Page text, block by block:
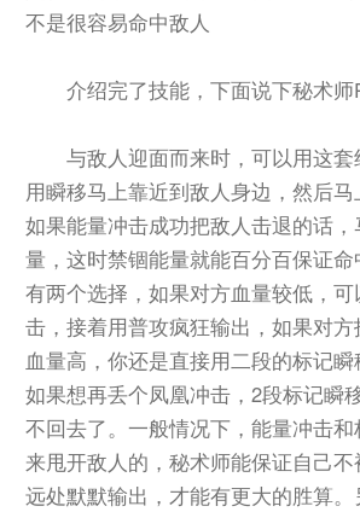
不是很容易命中敌人
介绍完了技能，下面说下秘术师
与敌人迎面而来时，可以用这
用瞬移马上靠近到敌人身边，然后马
如果能量冲击成功把敌人击退的话
量，这时禁锢能量就能百分百保证
有两个选择，如果对方血量较低，
击，接着用普攻疯狂输出，如果对方
血量高，你还是直接用二段的标记瞬
如果想再丢个凤凰冲击，2段标记瞬
不回去了。一般情况下，能量冲击
来甩开敌人的，秘术师能保证自己
远处默默输出，才能有更大的胜算